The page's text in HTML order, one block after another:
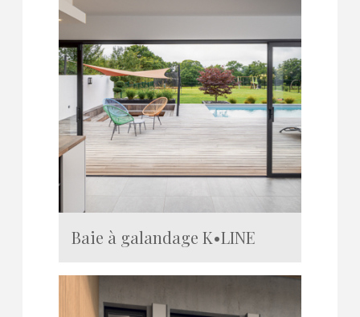
Baie à galandage K•LINE